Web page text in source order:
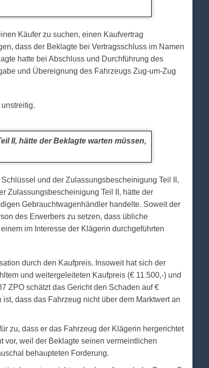
Käufer zu suchen, einen Kaufvertrag
dass der Beklagte bei Vertragsschluss im Namen
hatte bei Abschluss und Durchführung des
und Übereignung des Fahrzeugs Zug-um-Zug
II, hätte der Beklagte warten müssen,
und der Zulassungsbescheinigung Teil II,
Zulassungsbescheinigung Teil II, hätte der
Gebrauchtwagenhändler handelte. Soweit der
des Erwerbers zu setzen, dass übliche
im Interesse der Klägerin durchgeführten
durch den Kaufpreis. Insoweit hat sich der
und weitergeleiteten Kaufpreis (€ 11.500,-) und
ZPO schätzt das Gericht den Schaden auf €
dass das Fahrzeug nicht über dem Marktwert an
zu, dass er das Fahrzeug der Klägerin hergerichtet
vor, weil der Beklagte seinen vermeintlichen
behaupteten Forderung.